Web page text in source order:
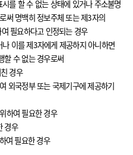
를 할 수 없는 상태에 있거나 주소불명
써 명백히 정보주체 또는 제3자의
필요하다고 인정되는 경우
이를 제3자에게 제공하지 아니하면
할 수 없는 경우로써
경우
외국정부 또는 국제기구에 제공하기
하여 필요한 경우
경우
여 필요한 경우